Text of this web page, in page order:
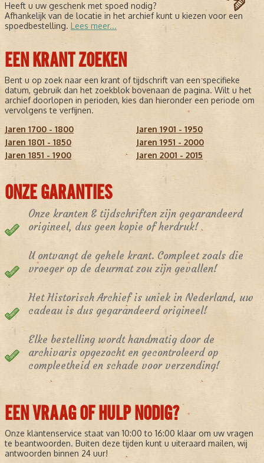
Heeft u uw geschenk met spoed nodig?
Afhankelijk van de locatie in het archief kunt u kiezen voor een
spoedbestelling. Lees meer...
EEN KRANT ZOEKEN
Bent u op zoek naar een krant of tijdschrift van een specifieke
datum, gebruik dan het zoekblok bovenaan de pagina. Wilt u het
archief doorlopen in perioden, kies dan hieronder een periode om
vervolgens te verfijnen.
Jaren 1700 - 1800
Jaren 1801 - 1850
Jaren 1851 - 1900
Jaren 1901 - 1950
Jaren 1951 - 2000
Jaren 2001 - 2015
ONZE GARANTIES
Onze kranten & tijdschriften zijn gegarandeerd
origineel, dus geen kopie of herdruk!
U ontvangt de gehele krant. Compleet zoals die
vroeger op de deurmat zou zijn gevallen!
Het Historisch Archief is uniek in Nederland, uw
cadeau is dus gegarandeerd origineel!
Elke bestelling wordt handmatig door de
archivaris opgezocht en gecontroleerd op
compleetheid en schade voor verzending!
EEN VRAAG OF HULP NODIG?
Onze klantenservice staat van 10:00 to 16:00 klaar om uw vragen
te beantwoorden. Buiten deze tijden kunt u uiteraard mailen, wij
antwoorden binnen 24 uur!